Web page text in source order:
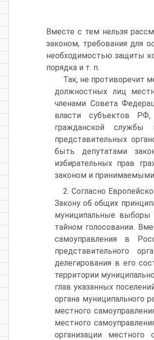
Вместе с тем нельзя
законом, требования для
необходимостью защиты
порядка и т. п.
Так, не противоречит
должностных лиц
членами Совета
власти субъектов РФ,
гражданской службы
представительных
быть депутатами
избирательных прав
законом и
2. Согласно
Закону об общих
муниципальные выборы
тайном голосовании.
самоуправления в
представительного
делегирования в его
территории
глав указанных
органа муниципального
местного
местного
организации местного